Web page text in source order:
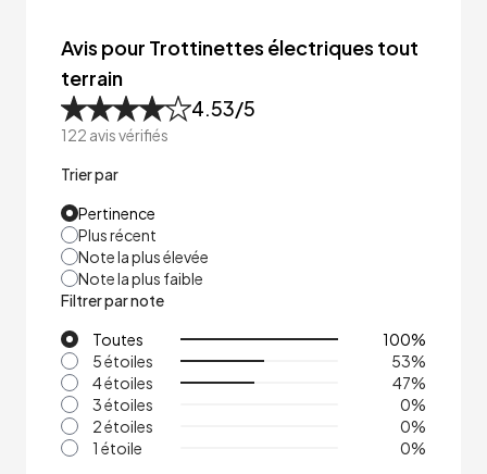
Avis pour Trottinettes électriques tout
terrain
4.53/5
122 avis vérifiés
Trier par
Pertinence
Plus récent
Note la plus élevée
Note la plus faible
Filtrer par note
Toutes
100%
5 étoiles
53%
4 étoiles
47%
3 étoiles
0%
2 étoiles
0%
1 étoile
0%